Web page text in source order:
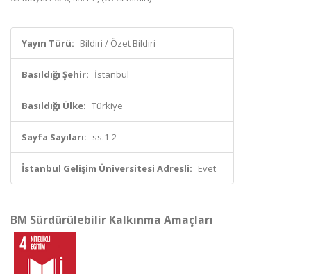
Yayın Türü: Bildiri / Özet Bildiri
Basıldığı Şehir: İstanbul
Basıldığı Ülke: Türkiye
Sayfa Sayıları: ss.1-2
İstanbul Gelişim Üniversitesi Adresli: Evet
BM Sürdürülebilir Kalkınma Amaçları